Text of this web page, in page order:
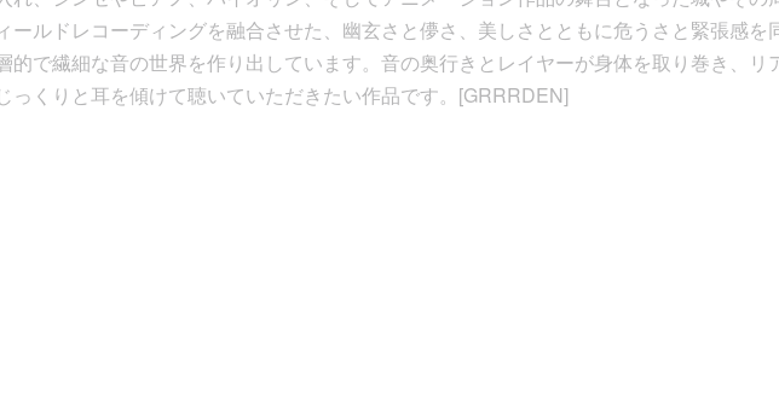
ールドレコーディングを融合させた、幽玄さと儚さ、美しさとともに危うさと緊張感を
的で繊細な音の世界を作り出しています。音の奥行きとレイヤーが身体を取り巻き、リ
っくりと耳を傾けて聴いていただきたい作品です。[GRRRDEN]